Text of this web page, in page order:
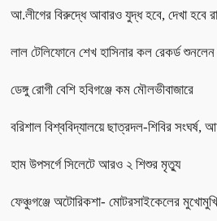
আ.লীগের বিরুদ্ধে আবারও যুদ্ধ হবে, দেখা হবে
লাল টেলিফোনে শেখ হাসিনার কল রেকর্ড শুনলেন
ডেঙ্গু রোগী বেশি হবিগঞ্জে কম মৌলভীবাজারে
বরিশাল বিশ্ববিদ্যালয়ে ছাত্রদল-শিবির সংঘর্ষ,
হাম উপসর্গে সিলেটে আরও ২ শিশুর মৃত্যু
ফেঞ্চুগঞ্জে অটোরিকশা- মোটরসাইকেলের